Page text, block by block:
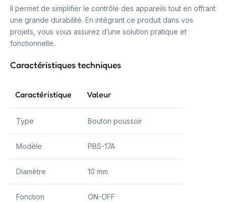
Il permet de simplifier le contrôle des appareils tout en offrant
une grande durabilité. En intégrant ce produit dans vos
projets, vous vous assurez d’une solution pratique et
fonctionnelle.
Caractéristiques techniques
Caractéristique Valeur
Type Bouton poussoir
Modèle PBS-17A
Diamètre 10 mm
Fonction ON-OFF